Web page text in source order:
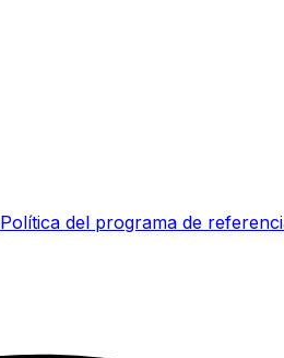
Política del programa de